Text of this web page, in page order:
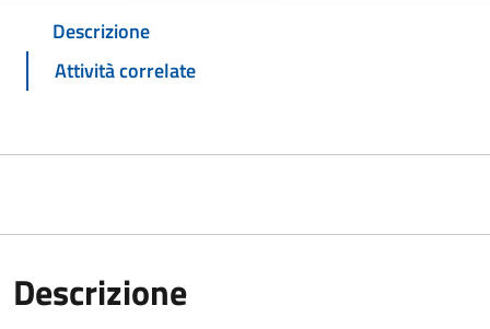
Descrizione
Attività correlate
Descrizione